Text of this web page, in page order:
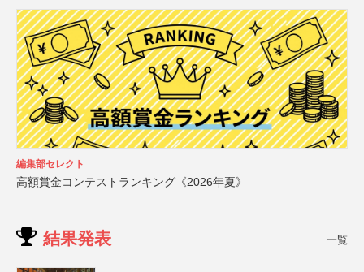
編集部セレクト
高額賞金コンテストランキング《2026年夏》
結果発表 一覧